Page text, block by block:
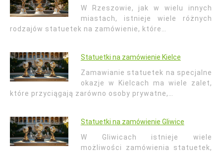
W Rzeszowie, jak w wielu innych
miastach, istnieje wiele różnych
rodzajów statuetek na zamówienie, które…
Statuetki na zamówienie Kielce
Zamawianie statuetek na specjalne
okazje w Kielcach ma wiele zalet,
które przyciągają zarówno osoby prywatne,…
Statuetki na zamówienie Gliwice
W Gliwicach istnieje wiele
możliwości zamówienia statuetek,